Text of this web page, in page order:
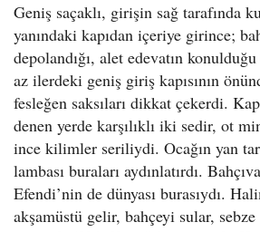
Geniş saçaklı, girişin sağ tarafında
yanındaki kapıdan içeriye girince;
depolandığı, alet edevatın
az ilerdeki geniş giriş kapısının
fesleğen saksıları dikkat çekerdi.
denen yerde karşılıklı iki sedir, ot
ince kilimler seriliydi. Ocağın yan
lambası buraları aydınlatırdı.
Efendi’nin de dünyası burasıydı.
akşamüstü gelir, bahçeyi sular, sebze